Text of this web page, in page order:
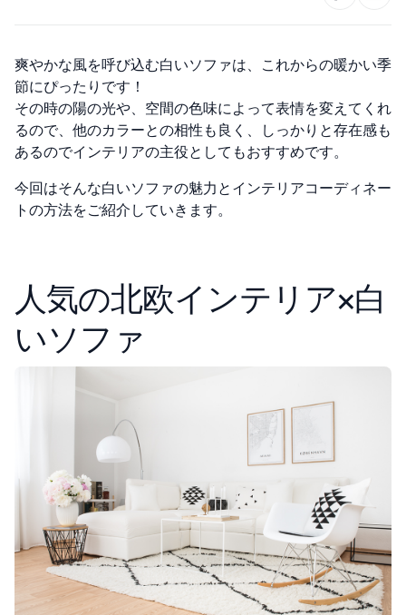
爽やかな風を呼び込む白いソファは、これからの暖かい季
節にぴったりです！
その時の陽の光や、空間の色味によって表情を変えてくれ
るので、他のカラーとの相性も良く、しっかりと存在感も
あるのでインテリアの主役としてもおすすめです。
今回はそんな白いソファの魅力とインテリアコーディネー
トの方法をご紹介していきます。
人気の北欧インテリア×白
いソファ